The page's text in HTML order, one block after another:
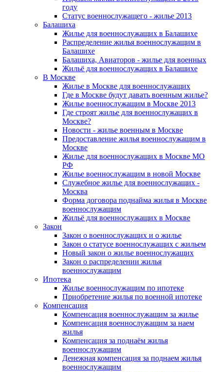
году
Статус военнослужащего - жилье 2013
Балашиха
Жилье для военнослужащих в Балашихе
Распределение жилья военнослужащим в
Балашихе
Балашиха, Авиаторов - жилье для военных
Жильё для военнослужащих в Балашихе
В Москве
Жилье в Москве для военнослужащих
Где в Москве будут давать военным жилье?
Жилье военнослужащим в Москве 2013
Где строят жилье для военнослужащих в
Москве?
Новости - жилье военным в Москве
Предоставление жилья военнослужащим в
Москве
Жилье для военнослужащих в Москве МО
РФ
Жилье военнослужащим в новой Москве
Служебное жилье для военнослужащих -
Москва
Форма договора поднайма жилья в Москве
военнослужащим
Жильё для военнослужащих в Москве
Закон
Закон о военнослужащих и о жилье
Закон о статусе военнослужащих с жильем
Новый закон о жилье военнослужащих
Закон о распределении жилья
военнослужащим
Ипотека
Жилье военнослужащим по ипотеке
Приобретение жилья по военной ипотеке
Компенсация
Компенсация военнослужащим за жилье
Компенсация военнослужащим за наем
жилья
Компенсация за поднаём жилья
военнослужащим
Денежная компенсация за поднаем жилья
военнослужащим